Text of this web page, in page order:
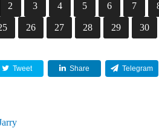
2 3 4 5 6 7
26 27 28 29 30
Tweet Share Telegram